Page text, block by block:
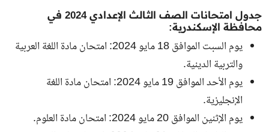
جدول امتحانات الصف الثالث الإعدادي 2024 في
محافظة الإسكندرية:
يوم السبت الموافق 18 مايو 2024: امتحان مادة اللغة العربية
والتربية الدينية.
يوم الأحد الموافق 19 مايو 2024: امتحان مادة اللغة
الإنجليزية.
يوم الإثنين الموافق 20 مايو 2024: امتحان مادة العلوم.